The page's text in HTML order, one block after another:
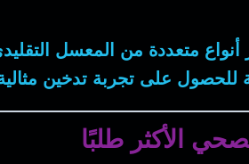
متعددة من المعسل
للحصول على تجربة تدخين
الأكثر طلبًا